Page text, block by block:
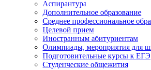
Аспирантура
Дополнительное образование
Среднее профессиональное
Целевой прием
Иностранным абитуриентам
Олимпиады, мероприятия для
Подготовительные курсы к ЕГЭ
Студенческие общежития